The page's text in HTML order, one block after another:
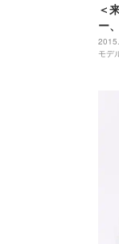
＜
ー
「
で
モデ